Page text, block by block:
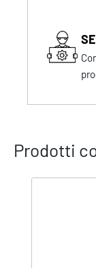
Prodotti